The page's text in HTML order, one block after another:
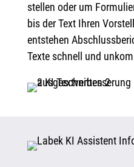
stellen oder um
bis der Text Ihren
entstehen
Texte schnell und